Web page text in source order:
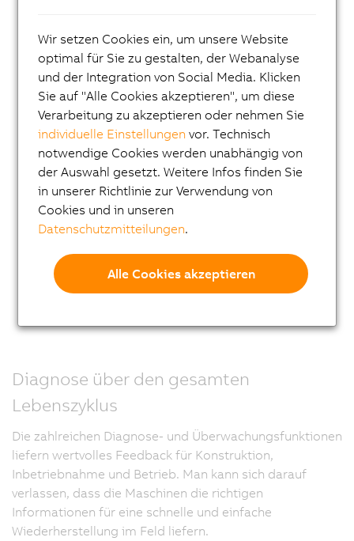
Diagnose über den gesamten
Lebenszyklus
Die zahlreichen Diagnose- und Überwachungsfunktionen
liefern wertvolles Feedback für Konstruktion,
Inbetriebnahme und Betrieb. Man kann sich darauf
verlassen, dass die Maschinen die richtigen
Informationen für eine schnelle und einfache
Wiederherstellung im Feld liefern.
Wir setzen Cookies ein, um unsere Website
optimal für Sie zu gestalten, der Webanalyse
und der Integration von Social Media. Klicken
Sie auf "Alle Cookies akzeptieren", um diese
Verarbeitung zu akzeptieren oder nehmen Sie
individuelle Einstellungen vor. Technisch
notwendige Cookies werden unabhängig von
der Auswahl gesetzt. Weitere Infos finden Sie
in unserer Richtlinie zur Verwendung von
Cookies und in unseren
Datenschutzmitteilungen.
Alle Cookies akzeptieren